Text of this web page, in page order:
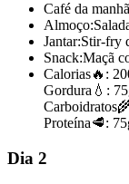
Café da
Almoço:
Jantar:Stir-fry
Snack:Maçã
Calorias🔥:
Gordura 💧:
Carboidratos
Proteína🥩:
Dia 2